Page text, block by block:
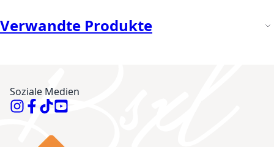
Verwandte Produkte
Soziale Medien